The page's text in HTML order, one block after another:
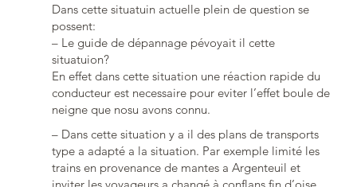
Dans cette situatuin actuelle plein de question se
possent:
– Le guide de dépannage pévoyait il cette
situatuion?
En effet dans cette situation une réaction rapide du
conducteur est necessaire pour eviter l’effet boule de
neigne que nosu avons connu.
– Dans cette situation y a il des plans de transports
type a adapté a la situation. Par exemple limité les
trains en provenance de mantes a Argenteuil et
inviter les voyageurs a changé à conflans fin d’oise.